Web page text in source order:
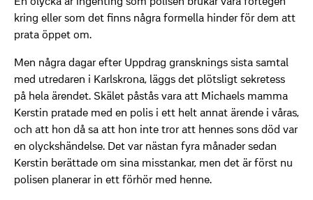
kring eller som det finns några formella hinder för dem att
prata öppet om.
Men några dagar efter Uppdrag gransknings sista samtal
med utredaren i Karlskrona, läggs det plötsligt sekretess
på hela ärendet. Skälet påstås vara att Michaels mamma
Kerstin pratade med en polis i ett helt annat ärende i våras,
och att hon då sa att hon inte tror att hennes sons död var
en olyckshändelse. Det var nästan fyra månader sedan
Kerstin berättade om sina misstankar, men det är först nu
polisen planerar in ett förhör med henne.